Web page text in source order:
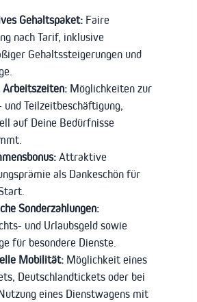
Gehaltspaket: Faire
nach Tarif, inklusive
Gehaltssteigerungen und
Arbeitszeiten: Möglichkeiten zur
und Teilzeitbeschäftigung,
auf Deine Bedürfnisse
Attraktive
als Dankeschön für
Sonderzahlungen:
und Urlaubsgeld sowie
für besondere Dienste.
Mobilität: Möglichkeit eines
Deutschlandtickets oder bei
eines Dienstwagens mit